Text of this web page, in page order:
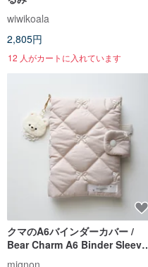
wiwikoala
2,805円
12 人がカートに入れています
クマのA6バインダーカバー /
Bear Charm A6 Binder Sleeve
– Korean Quilted Fabric
mignon